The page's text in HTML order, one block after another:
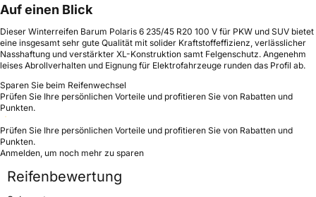
Auf einen Blick
Dieser Winterreifen Barum Polaris 6 235/45 R20 100 V für PKW und SUV bietet
eine insgesamt sehr gute Qualität mit solider Kraftstoffeffizienz, verlässlicher
Nasshaftung und verstärkter XL-Konstruktion samt Felgenschutz. Angenehm
leises Abrollverhalten und Eignung für Elektrofahrzeuge runden das Profil ab.
Sparen Sie beim Reifenwechsel
Prüfen Sie Ihre persönlichen Vorteile und profitieren Sie von Rabatten und
Punkten.
Prüfen Sie Ihre persönlichen Vorteile und profitieren Sie von Rabatten und
Punkten.
Anmelden, um noch mehr zu sparen
Reifenbewertung